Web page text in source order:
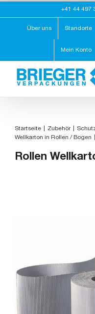
springen
+41 44 497
Über uns Standorte
Mein Konto
Startseite Zubehör
Wellkarton in Rollen / Bogen
Rollen